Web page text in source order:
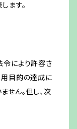
ます。
令により許容さ
用目的の達成に
せん。但し、次